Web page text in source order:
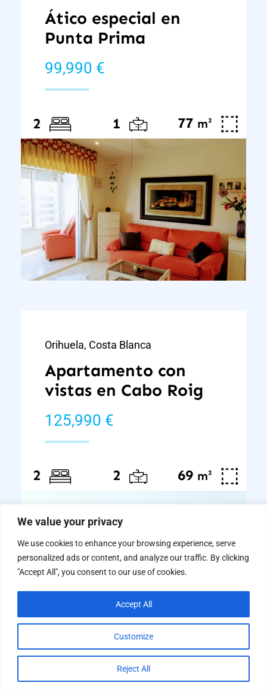
We value your privacy
We use cookies to enhance your browsing experience, serve
personalized ads or content, and analyze our traffic. By clicking
"Accept All", you consent to our use of cookies.
Customize
Reject All
Accept All
Ático especial en
Punta Prima
99,990 €
2 1 77 m²
Orihuela, Costa Blanca
Apartamento con
vistas en Cabo Roig
125,990 €
2 2 69 m²